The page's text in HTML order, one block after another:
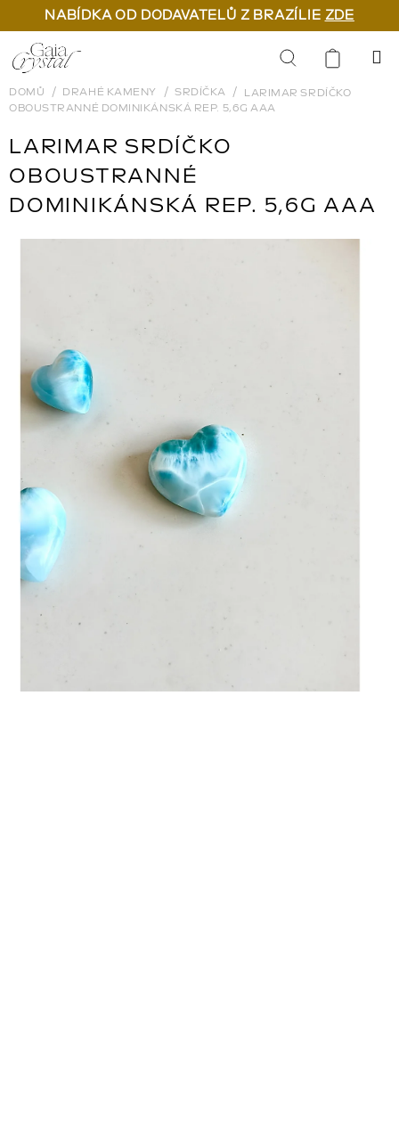
NABÍDKA OD DODAVATELŮ Z BRAZÍLIE ZDE
Přejít
na
obsah
Hledat
DOMŮ DRAHÉ KAMENY SRDÍČKA
LARIMAR SRDÍČKO
OBOUSTRANNÉ DOMINIKÁNSKÁ REP. 5,6G AAA
LARIMAR SRDÍČKO
OBOUSTRANNÉ
DOMINIKÁNSKÁ REP. 5,6G AAA